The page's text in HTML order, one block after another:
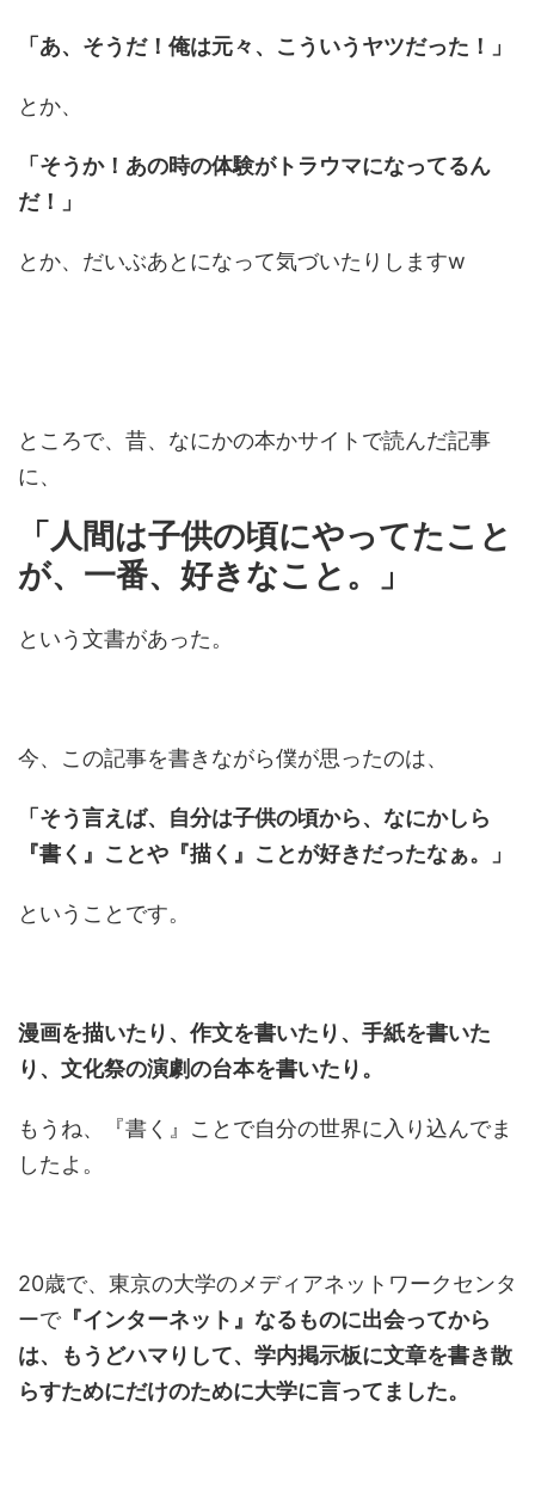
「あ、そうだ！俺は元々、こういうヤツだった！」
とか、
「そうか！あの時の体験がトラウマになってるん
だ！」
とか、だいぶあとになって気づいたりしますw
ところで、昔、なにかの本かサイトで読んだ記事
に、
「人間は子供の頃にやってたこと
が、一番、好きなこと。」
という文書があった。
今、この記事を書きながら僕が思ったのは、
「そう言えば、自分は子供の頃から、なにかしら
『書く』ことや『描く』ことが好きだったなぁ。」
ということです。
漫画を描いたり、作文を書いたり、手紙を書いた
り、文化祭の演劇の台本を書いたり。
もうね、『書く』ことで自分の世界に入り込んでま
したよ。
20歳で、東京の大学のメディアネットワークセンタ
ーで『インターネット』なるものに出会ってから
は、もうどハマりして、学内掲示板に文章を書き散
らすためにだけのために大学に言ってました。